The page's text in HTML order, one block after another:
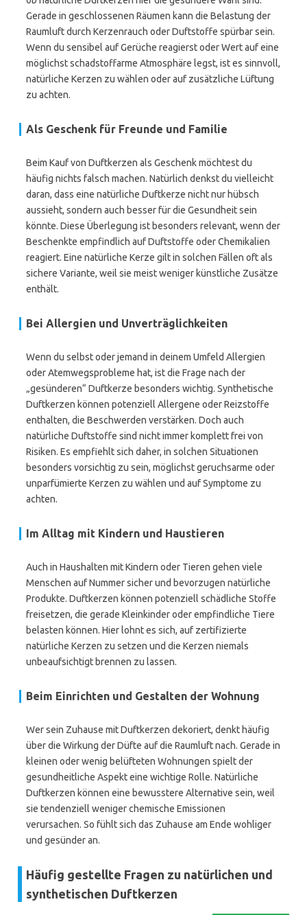
Gerade in geschlossenen Räumen kann die Belastung der
Raumluft durch Kerzenrauch oder Duftstoffe spürbar sein.
Wenn du sensibel auf Gerüche reagierst oder Wert auf eine
möglichst schadstoffarme Atmosphäre legst, ist es sinnvoll,
natürliche Kerzen zu wählen oder auf zusätzliche Lüftung
zu achten.
Als Geschenk für Freunde und Familie
Beim Kauf von Duftkerzen als Geschenk möchtest du
häufig nichts falsch machen. Natürlich denkst du vielleicht
daran, dass eine natürliche Duftkerze nicht nur hübsch
aussieht, sondern auch besser für die Gesundheit sein
könnte. Diese Überlegung ist besonders relevant, wenn der
Beschenkte empfindlich auf Duftstoffe oder Chemikalien
reagiert. Eine natürliche Kerze gilt in solchen Fällen oft als
sichere Variante, weil sie meist weniger künstliche Zusätze
enthält.
Bei Allergien und Unverträglichkeiten
Wenn du selbst oder jemand in deinem Umfeld Allergien
oder Atemwegsprobleme hat, ist die Frage nach der
„gesünderen“ Duftkerze besonders wichtig. Synthetische
Duftkerzen können potenziell Allergene oder Reizstoffe
enthalten, die Beschwerden verstärken. Doch auch
natürliche Duftstoffe sind nicht immer komplett frei von
Risiken. Es empfiehlt sich daher, in solchen Situationen
besonders vorsichtig zu sein, möglichst geruchsarme oder
unparfümierte Kerzen zu wählen und auf Symptome zu
achten.
Im Alltag mit Kindern und Haustieren
Auch in Haushalten mit Kindern oder Tieren gehen viele
Menschen auf Nummer sicher und bevorzugen natürliche
Produkte. Duftkerzen können potenziell schädliche Stoffe
freisetzen, die gerade Kleinkinder oder empfindliche Tiere
belasten können. Hier lohnt es sich, auf zertifizierte
natürliche Kerzen zu setzen und die Kerzen niemals
unbeaufsichtigt brennen zu lassen.
Beim Einrichten und Gestalten der Wohnung
Wer sein Zuhause mit Duftkerzen dekoriert, denkt häufig
über die Wirkung der Düfte auf die Raumluft nach. Gerade in
kleinen oder wenig belüfteten Wohnungen spielt der
gesundheitliche Aspekt eine wichtige Rolle. Natürliche
Duftkerzen können eine bewusstere Alternative sein, weil
sie tendenziell weniger chemische Emissionen
verursachen. So fühlt sich das Zuhause am Ende wohliger
und gesünder an.
Häufig gestellte Fragen zu natürlichen und
synthetischen Duftkerzen